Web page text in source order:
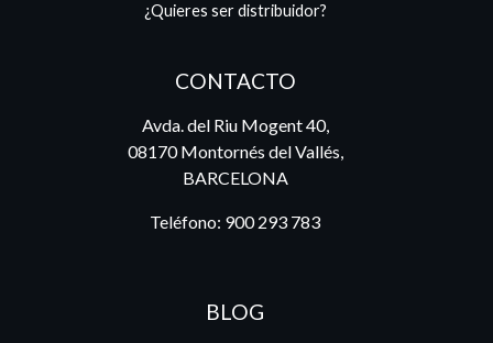
¿Quieres ser distribuidor?
CONTACTO
Avda. del Riu Mogent 40,
08170 Montornés del Vallés,
BARCELONA
Teléfono: 900 293 783
BLOG